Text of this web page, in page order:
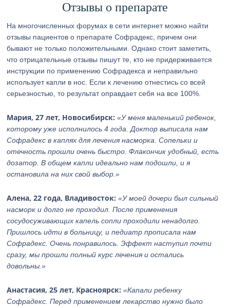
Отзывы о препарате
На многочисленных форумах в сети интернет можно найти
отзывы пациентов о препарате Софрадекс, причем они
бывают не только положительными. Однако стоит заметить,
что отрицательные отзывы пишут те, кто не придерживается
инструкции по применению Софрадекса и неправильно
использует капли в нос. Если к лечению отнестись со всей
серьезностью, то результат оправдает себя на все 100%.
Мария, 27 лет, Новосибирск: «У меня маленький ребенок,
которому уже исполнилось 4 года. Доктор выписала нам
Софрадекс в каплях для лечения насморка. Сопельки и
отечность прошли очень быстро. Флакончик удобный, есть
дозатор. В общем капли идеально нам подошли, и я
остановила на них свой выбор.»
Алена, 22 года, Владивосток: «У моей дочери был сильный
насморк и долго не проходил. После применения
сосудосуживающих капель сопли проходили ненадолго.
Пришлось идти в больницу, и педиатр прописала нам
Софрадекс. Очень понравилось. Эффект наступил почти
сразу, мы прошли полный курс лечения и остались
довольны.»
Анастасия, 25 лет, Красноярск: «Капали ребенку
Софрадекс. Перед применением лекарство нужно было